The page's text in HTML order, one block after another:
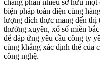
chẳng phần nhiều sở hữu
biện pháp toàn diện cùng
lượng đích thực mang đến thị
thường xuyên, xổ số miền
để đáp ứng yêu cầu công ty
cùng khẳng xác định thế của
công nghệ.